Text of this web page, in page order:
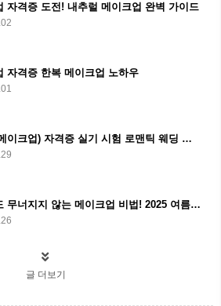
자격증 도전! 내추럴 메이크업 완벽 가이드
자격증 한복 메이크업 노하우
미용사(메이크업) 자격증 실기 시험 로맨틱 웨딩 메이크업
더위에도 무너지지 않는 메이크업 비법! 2025 여름 방수 코스메틱 추천
글 더보기